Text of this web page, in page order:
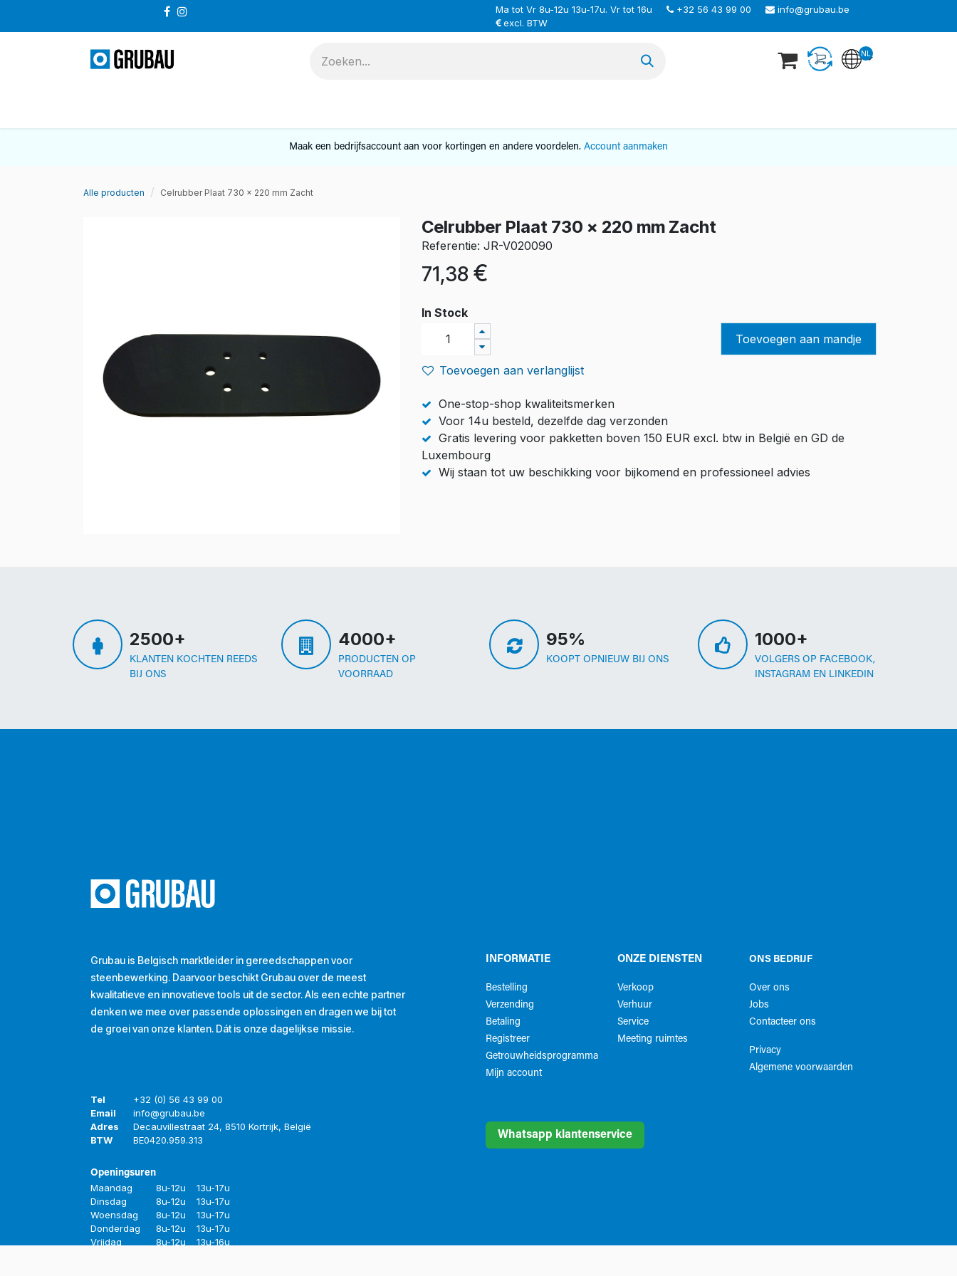
Ma tot Vr 8u-12u 13u-17u. Vr tot 16u +32 56 43 99 00
info@grubau.be
excl. BTW
NL
Maak een bedrijfsaccount aan voor kortingen en andere voordelen. Account aanmaken
Alle producten Celrubber Plaat 730 x 220 mm Zacht
Celrubber Plaat 730 x 220 mm Zacht
Referentie: JR-V020090
71,38 €
In Stock
Toevoegen aan mandje
Toevoegen aan verlanglijst
One-stop-shop kwaliteitsmerken
Voor 14u besteld, dezelfde dag verzonden
Gratis levering voor pakketten boven 150 EUR excl. btw in België en GD de
Luxembourg
Wij staan tot uw beschikking voor bijkomend en professioneel advies
2500+
KLANTEN KOCHTEN REEDS
BIJ ONS
4000+
PRODUCTEN OP
VOORRAAD
95%
KOOPT OPNIEUW BIJ ONS
1000+
VOLGERS OP FACEBOOK,
INSTAGRAM EN LINKEDIN
INFORMATIE
Bestelling
Verzending
Betaling
Registreer
Getrouwheidsprogramma
Mijn account
ONZE DIENSTEN
Verkoop
Verhuur
Service
Meeting ruimtes
ONS BEDRIJF
Over ons
Jobs
Contacteer ons
Privacy
Algemene voorwaarden​
Whatsapp klantenservice
Grubau is Belgisch marktleider in gereedschappen voor
steenbewerking. Daarvoor beschikt Grubau over de meest
kwalitatieve en innovatieve tools uit de sector. Als een echte partner
denken we mee over passende oplossingen en dragen we bij tot
de groei van onze klanten. Dát is onze dagelijkse missie.
Tel
+32 (0) 56 43 99 00
Email
info@grubau.be
Adres
Decauvillestraat 24, 8510 Kortrijk, België
BTW
BE0420.959.313
Openingsuren
Maandag 8u-12u
13u-17u
Dinsdag
8u-12u
13u-17u
Woensdag
8u-12u
13u-17u
Donderdag
8u-12u
13u-17u
Vrijdag
8u-12u 13u-16u